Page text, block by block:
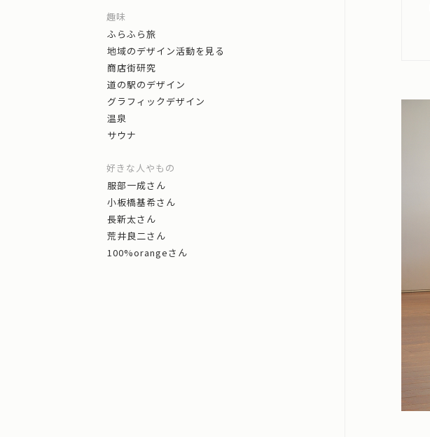
趣味
ふらふら旅
地域のデザイン活動を見る
商店街研究
道の駅のデザイン
グラフィックデザイン
温泉
サウナ
好きな人やもの
服部一成さん
小板橋基希さん
長新太さん
荒井良二さん
100%orangeさん